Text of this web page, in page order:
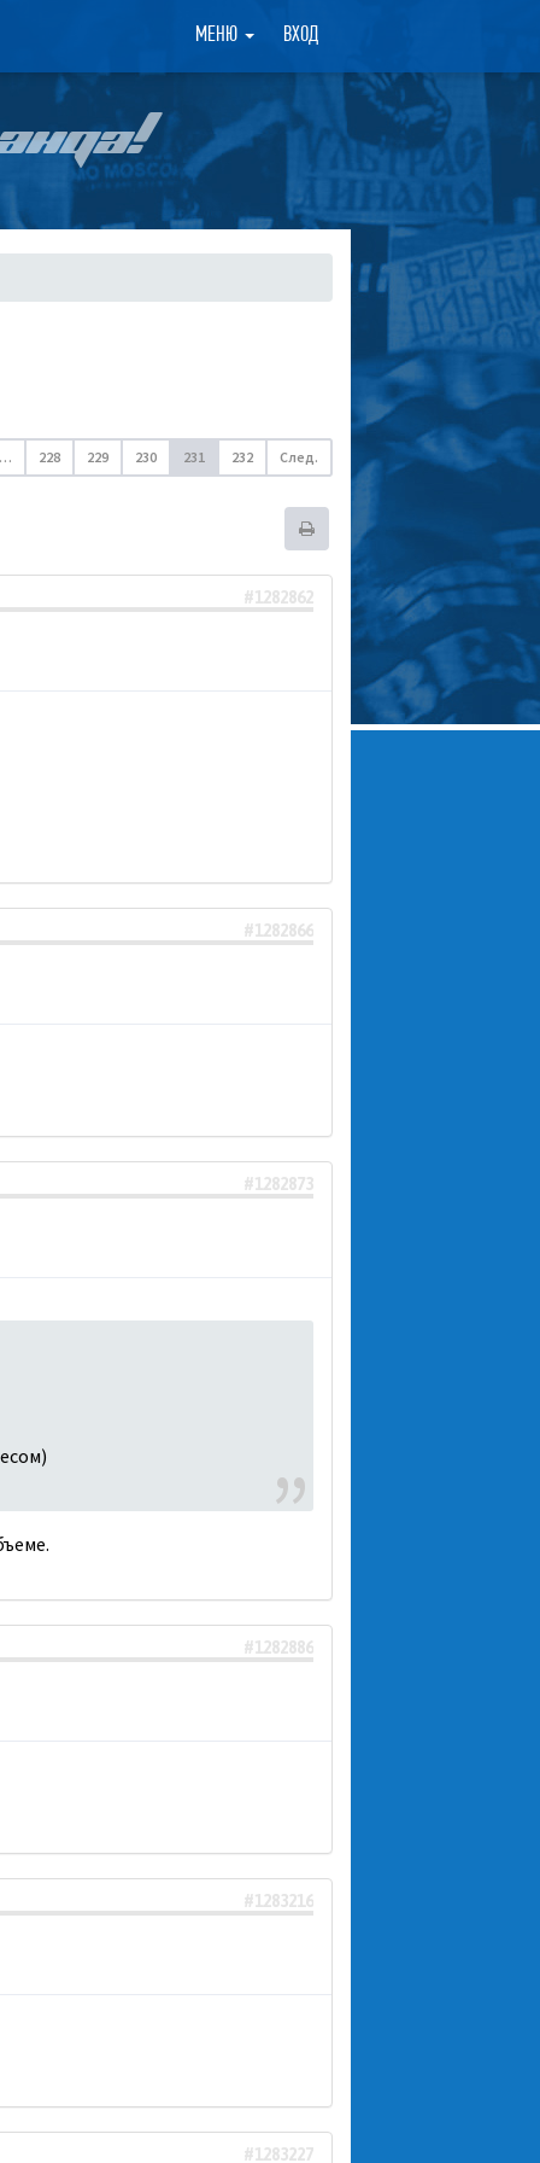
МЕНЮ ВХОД ×
… 228 229 230 231 232 След.
#1282862
#1282866
#1282873
#1282886
#1283216
#1283227